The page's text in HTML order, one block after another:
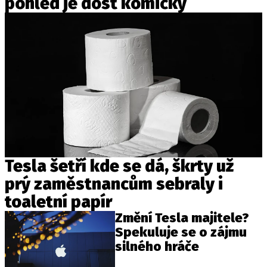
Tesla šetří kde se dá, škrty už
prý zaměstnancům sebraly i
toaletní papír
Změní Tesla majitele?
Spekuluje se o zájmu
silného hráče